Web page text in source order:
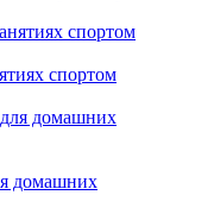
спортом
домашних